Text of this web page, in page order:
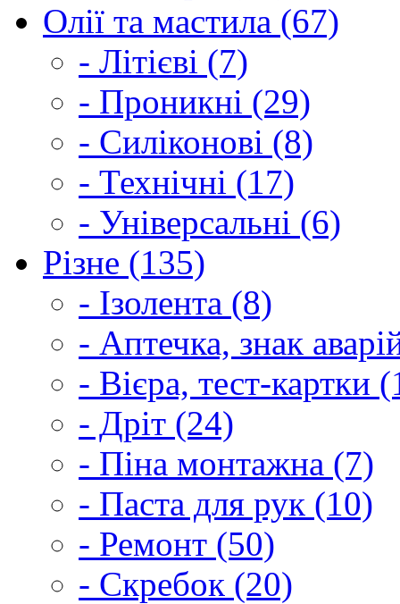
Олії та мастила (67)
- Літієві (7)
- Проникні (29)
- Силіконові (8)
- Технічні (17)
- Універсальні (6)
Різне (135)
- Ізолента (8)
- Аптечка, знак
- Вієра, тест-картки
- Дріт (24)
- Піна монтажна (7)
- Паста для рук (10)
- Ремонт (50)
- Скребок (20)